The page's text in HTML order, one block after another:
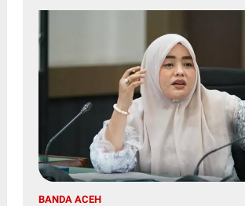
BANDA ACEH